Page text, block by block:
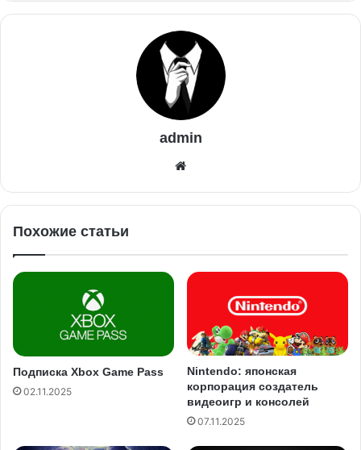
admin
Похожие статьи
Подписка Xbox Game Pass
02.11.2025
Nintendo: японская
корпорация создатель
видеоигр и консолей
07.11.2025